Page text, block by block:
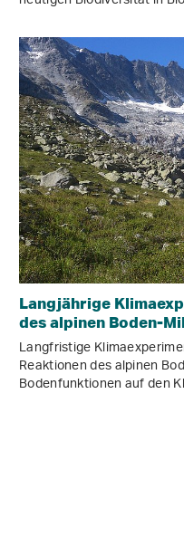
Langjährige
des alpinen Boden-
Langfristige
Reaktionen des alpinen
Bodenfunktionen auf den